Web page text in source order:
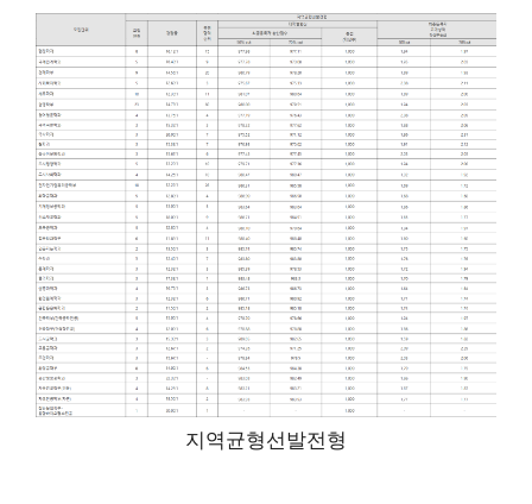
지역균형선발전형